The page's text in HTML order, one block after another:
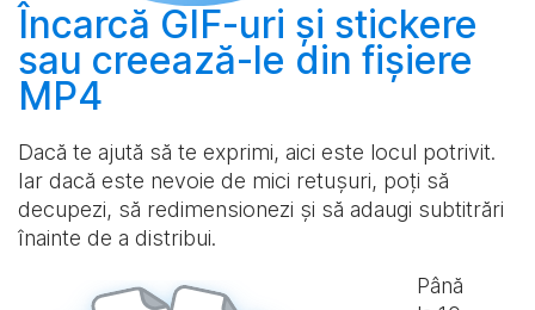
Încarcă GIF-uri și stickere
sau creează-le din fișiere
MP4
Dacă te ajută să te exprimi, aici este locul potrivit.
Iar dacă este nevoie de mici retușuri, poți să
decupezi, să redimensionezi și să adaugi subtitrări
înainte de a distribui.
Până